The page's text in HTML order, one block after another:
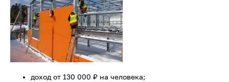
доход от 130 000 ₽ на человека;